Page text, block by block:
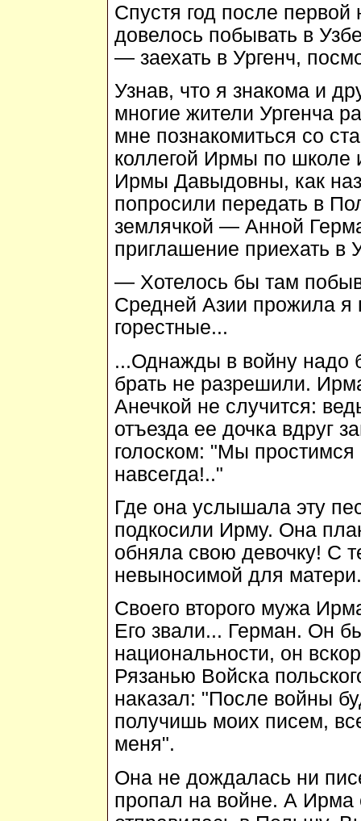
Спустя год после
довелось побывать в
— заехать в Ургенч,
Узнав, что я знакома и
многие жители Ургенча
мне познакомиться со
коллегой Ирмы по школе
Ирмы Давыдовны, как
попросили передать в
землячкой — Анной
приглашение приехать в
— Хотелось бы там
Средней Азии прожила я
горестные...
...Однажды в войну надо
брать не разрешили.
Анечкой не случится:
отъезда ее дочка вдруг
голоском: "Мы простимся
навсегда!.."
Где она услышала эту
подкосили Ирму. Она
обняла свою девочку! С
невыносимой для матери.
Своего второго мужа
Его звали... Герман. Он
национальности, он
Рязанью Войска
наказал: "После войны
получишь моих писем,
меня".
Она не дождалась ни
пропал на войне. А Ирма